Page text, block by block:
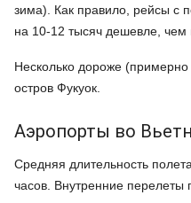
зима). Как правило, рейсы с
на 10-12 тысяч дешевле, чем
Несколько дороже
остров Фукуок.
Аэропорты во
Средняя длительность
часов. Внутренние перелеты